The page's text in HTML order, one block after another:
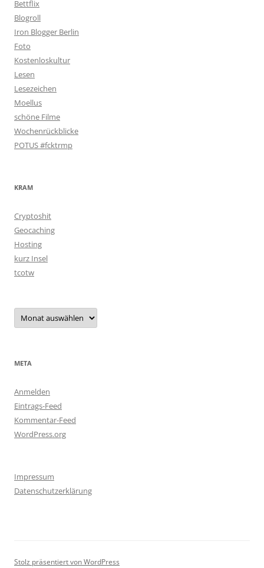
Bettflix
Blogroll
Iron Blogger Berlin
Foto
Kostenloskultur
Lesen
Lesezeichen
Moellus
schöne Filme
Wochenrückblicke
POTUS #fcktrmp
KRAM
Cryptoshit
Geocaching
Hosting
kurz Insel
tcotw
Archiv
META
Anmelden
Eintrags-Feed
Kommentar-Feed
WordPress.org
Impressum
Datenschutzerklärung
Stolz präsentiert von WordPress